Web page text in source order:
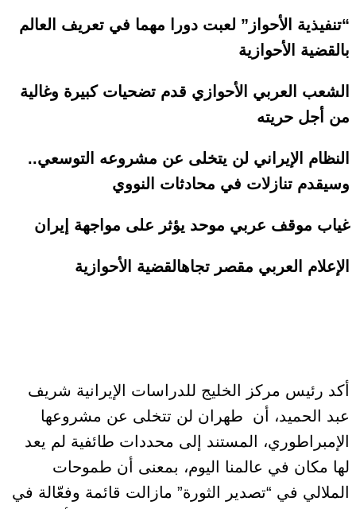
“تنفيذية الأحواز” لعبت دورا مهما في تعريف العالم
بالقضية الأحوازية
الشعب العربي الأحوازي قدم تضحيات كبيرة وغالية
من أجل حريته
النظام الإيراني لن يتخلى عن مشروعه التوسعي..
وسيقدم تنازلات في محادثات النووي
غياب موقف عربي موحد يؤثر على مواجهة إيران
الإعلام العربي مقصر تجاهالقضية الأحوازية
أكد رئيس مركز الخليج للدراسات الإيرانية شريف
عبد الحميد، أن طهران لن تتخلى عن مشروعها
الإمبراطوري، المستند إلى محددات طائفية لم يعد
لها مكان في عالمنا اليوم، بمعنى أن طموحات
الملالي في “تصدير الثورة” مازالت قائمة وفعّالة في